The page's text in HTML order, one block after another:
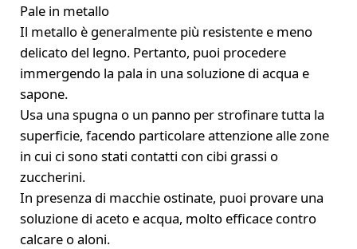
Pale in metallo
Il metallo è generalmente più resistente e meno
delicato del legno. Pertanto, puoi procedere
immergendo la pala in una soluzione di acqua e
sapone.
Usa una spugna o un panno per strofinare tutta la
superficie, facendo particolare attenzione alle zone
in cui ci sono stati contatti con cibi grassi o
zuccherini.
In presenza di macchie ostinate, puoi provare una
soluzione di aceto e acqua, molto efficace contro
calcare o aloni.